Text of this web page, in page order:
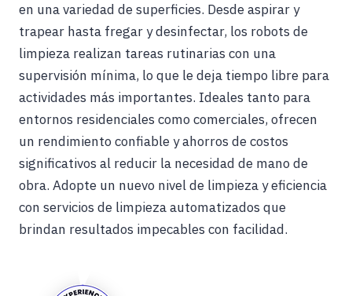
en una variedad de superficies. Desde aspirar y
trapear hasta fregar y desinfectar, los robots de
limpieza realizan tareas rutinarias con una
supervisión mínima, lo que le deja tiempo libre para
actividades más importantes. Ideales tanto para
entornos residenciales como comerciales, ofrecen
un rendimiento confiable y ahorros de costos
significativos al reducir la necesidad de mano de
obra. Adopte un nuevo nivel de limpieza y eficiencia
con servicios de limpieza automatizados que
brindan resultados impecables con facilidad.